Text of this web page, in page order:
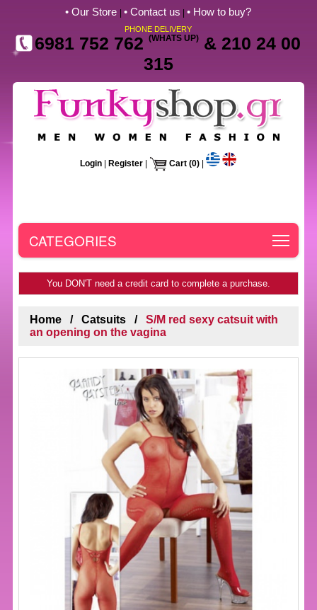
• Our Store |• Contact us |• How to buy?
PHONE DELIVERY
6981 752 762(WHATS UP) & 210 24 00
315
Login |Register | Cart (0) |
CATEGORIES
You DON'T need a credit card to complete a purchase.
Home Catsuits
S/M red sexy catsuit with
an opening on the vagina